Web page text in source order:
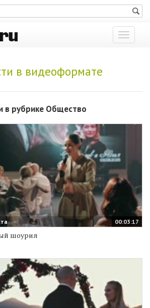
Показать
меню
в видеоформате
в рубрике Общество
00:03:17
шоурил